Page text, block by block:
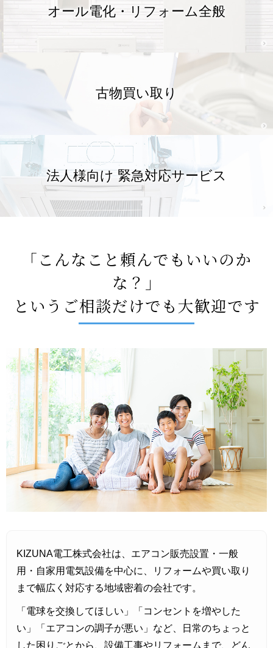
2026年7月8日
2026南城市ハートのまち商品券
お知らせ
お早めに～
オール電化・リフォーム全般
古物買い取り
法人様向け 緊急対応サービス
「こんなこと頼んでもいいのか
な？」
というご相談だけでも大歓迎です
KIZUNA電工株式会社は、エアコン販売設置・一般
用・自家用電気設備を中心に、リフォームや買い取り
まで幅広く対応する地域密着の会社です。
「電球を交換してほしい」「コンセントを増やした
い」「エアコンの調子が悪い」など、日常のちょっと
した困りごとから、設備工事やリフォームまで、どん